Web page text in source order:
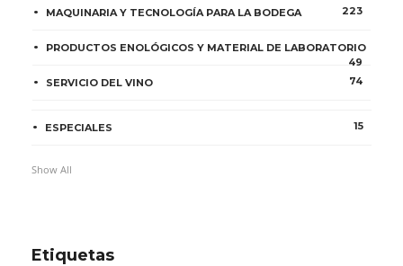
MAQUINARIA Y TECNOLOGÍA PARA LA BODEGA 223
PRODUCTOS ENOLÓGICOS Y MATERIAL DE LABORATORIO
49
SERVICIO DEL VINO
74
ESPECIALES 15
Show All
Etiquetas